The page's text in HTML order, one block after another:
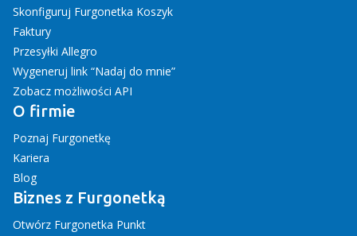
Skonfiguruj Furgonetka Koszyk
Faktury
Przesyłki Allegro
Wygeneruj link “Nadaj do mnie”
Zobacz możliwości API
O firmie
Poznaj Furgonetkę
Kariera
Blog
Biznes z Furgonetką
Otwórz Furgonetka Punkt